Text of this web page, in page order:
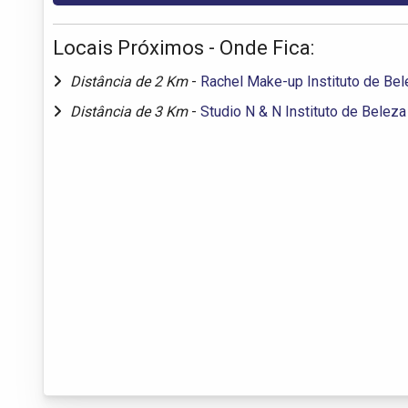
Locais Próximos - Onde Fica:
Distância de 2 Km - Rachel Make-up Instituto de
Distância de 3 Km - Studio N & N Instituto de Beleza